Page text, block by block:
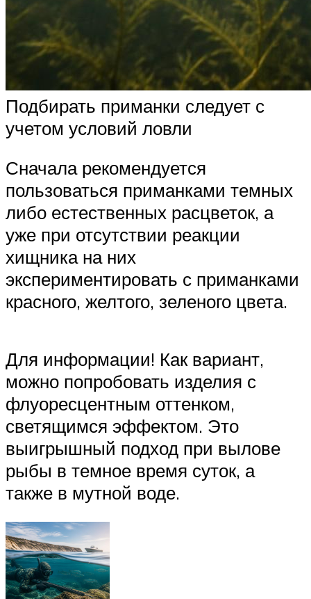
Подбирать приманки следует с
учетом условий ловли
Сначала рекомендуется
пользоваться приманками темных
либо естественных расцветок, а
уже при отсутствии реакции
хищника на них
экспериментировать с приманками
красного, желтого, зеленого цвета.
Для информации! Как вариант,
можно попробовать изделия с
флуоресцентным оттенком,
светящимся эффектом. Это
выигрышный подход при вылове
рыбы в темное время суток, а
также в мутной воде.